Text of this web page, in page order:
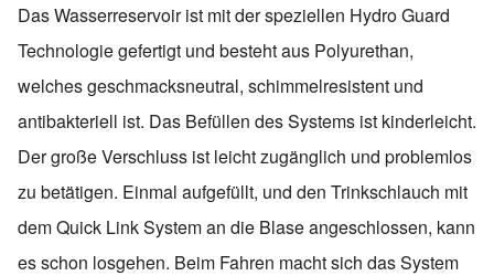
Das Wasserreservoir ist mit der speziellen Hydro Guard
Technologie gefertigt und besteht aus Polyurethan,
welches geschmacksneutral, schimmelresistent und
antibakteriell ist. Das Befüllen des Systems ist kinderleicht.
Der große Verschluss ist leicht zugänglich und problemlos
zu betätigen. Einmal aufgefüllt, und den Trinkschlauch mit
dem Quick Link System an die Blase angeschlossen, kann
es schon losgehen. Beim Fahren macht sich das System